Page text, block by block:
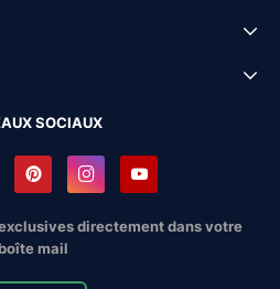
SOCIAUX
directement dans votre
mail